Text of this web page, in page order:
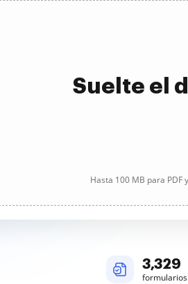
Suelte el
Hasta 100 MB para PDF y
3,329